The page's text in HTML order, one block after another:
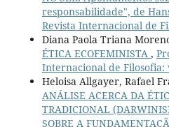
responsabilidade", de
Revista Internacional de
Diana Paola Triana
ÉTICA ECOFEMINISTA ,
Internacional de Filosofia:
Heloisa Allgayer, Rafael
ANÁLISE ACERCA DA
TRADICIONAL
SOBRE A